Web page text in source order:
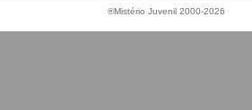
®Mistério Juvenil 2000-2026